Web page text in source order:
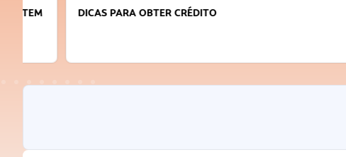
DICAS PARA OBTER CRÉDITO